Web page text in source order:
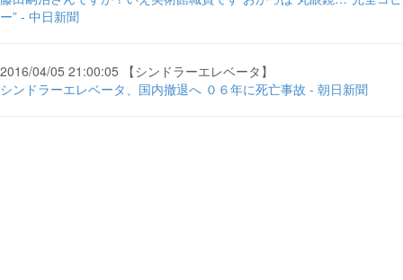
ー” - 中日新聞
2016/04/05 21:00:05 【シンドラーエレベータ】
シンドラーエレベータ、国内撤退へ ０６年に死亡事故 - 朝日新聞